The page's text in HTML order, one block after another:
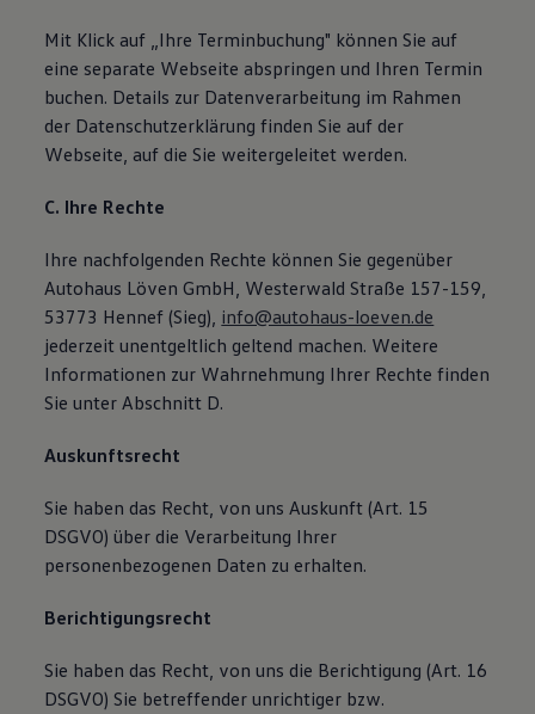
Mit Klick auf „Ihre Terminbuchung" können Sie auf
eine separate Webseite abspringen und Ihren Termin
buchen. Details zur Datenverarbeitung im Rahmen
der Datenschutzerklärung finden Sie auf der
Webseite, auf die Sie weitergeleitet werden.
C. Ihre Rechte
Ihre nachfolgenden Rechte können Sie gegenüber
Autohaus Löven GmbH, Westerwald Straße 157-159,
53773 Hennef (Sieg), info@autohaus-loeven.de
jederzeit unentgeltlich geltend machen. Weitere
Informationen zur Wahrnehmung Ihrer Rechte finden
Sie unter Abschnitt D.
Auskunftsrecht
Sie haben das Recht, von uns Auskunft (Art. 15
DSGVO) über die Verarbeitung Ihrer
personenbezogenen Daten zu erhalten.
Berichtigungsrecht
Sie haben das Recht, von uns die Berichtigung (Art. 16
DSGVO) Sie betreffender unrichtiger bzw.